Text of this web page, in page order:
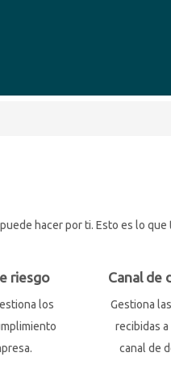
hacer por ti. Esto es lo que
riesgo
los
Canal de
Gestiona
recibidas
canal de